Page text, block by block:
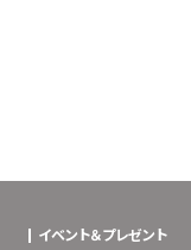
イベント＆プレゼント